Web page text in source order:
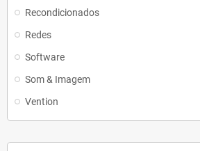
Recondicionados
Redes
Software
Som & Imagem
Vention